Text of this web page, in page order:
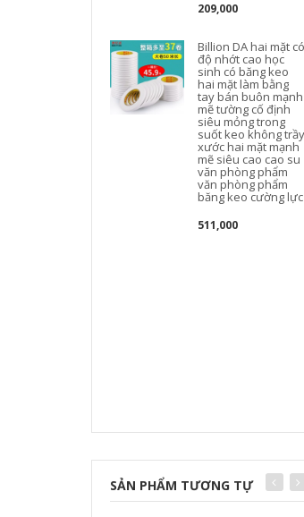
209,000
Billion DA hai mặt có
độ nhớt cao học
sinh có băng keo
hai mặt làm bằng
tay bán buôn mạnh
mẽ tường cố định
siêu mỏng trong
suốt keo không trầy
xước hai mặt mạnh
mẽ siêu cao cao su
văn phòng phẩm
văn phòng phẩm
băng keo cường lực
511,000
SẢN PHẨM TƯƠNG TỰ